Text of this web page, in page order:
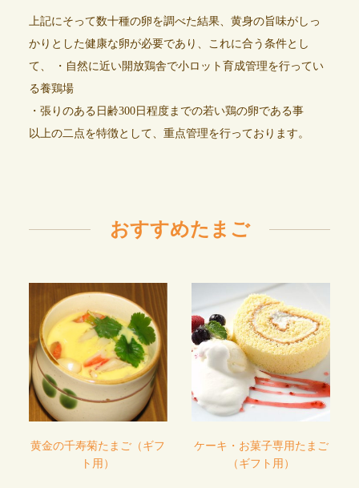
上記にそって数十種の卵を調べた結果、黄身の旨味がしっ
かりとした健康な卵が必要であり、これに合う条件とし
て、 ・自然に近い開放鶏舎で小ロット育成管理を行ってい
る養鶏場
・張りのある日齢300日程度までの若い鶏の卵である事
以上の二点を特徴として、重点管理を行っております。
おすすめたまご
黄金の千寿菊たまご（ギフ
ト用）
ケーキ・お菓子専用たまご
（ギフト用）